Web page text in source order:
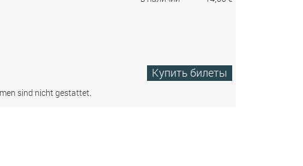
Купить билеты
sind nicht gestattet.